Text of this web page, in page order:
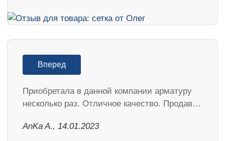
Вперед
Приобретала в данной компании арматуру
несколько раз. Отличное качество. Продав…
AnKa A., 14.01.2023